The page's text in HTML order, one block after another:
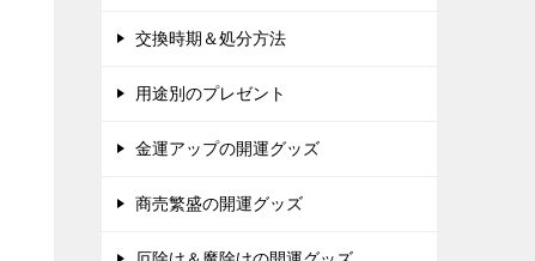
交換時期＆処分方法
用途別のプレゼント
金運アップの開運グッズ
商売繁盛の開運グッズ